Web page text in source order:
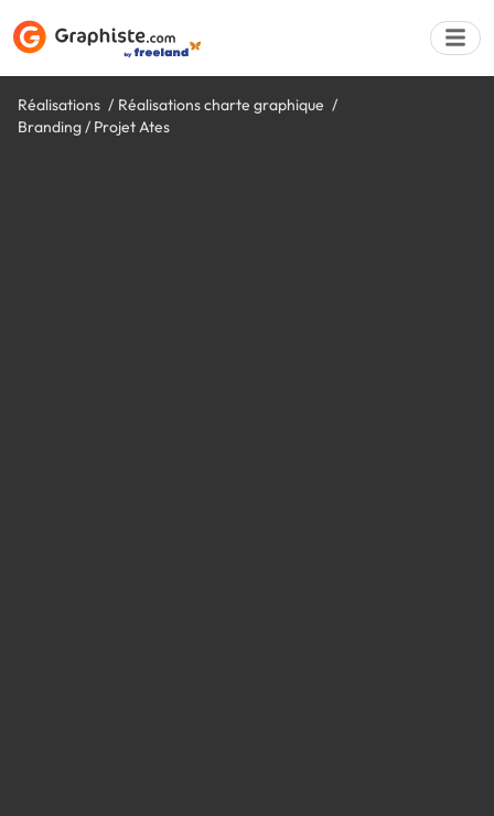
Réalisations
Réalisations charte graphique
Branding / Projet Ates